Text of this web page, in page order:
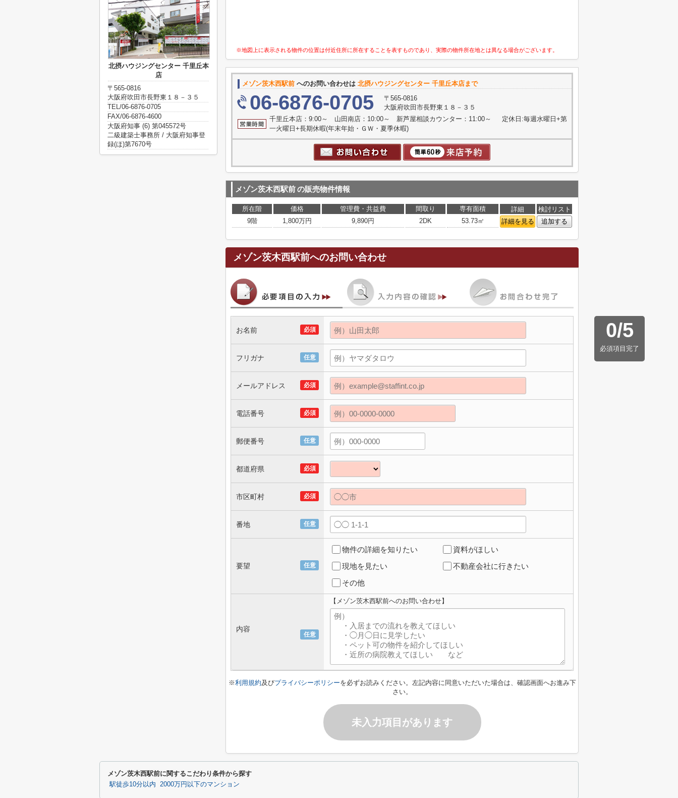
※地図上に表示される物件の位置は付近住所に所在することを表すものであり、実際の物件所在地とは異なる場合がございます。
メゾン茨木西駅前 へのお問い合わせは 北摂ハウジングセンター 千里丘本店まで
06-6876-0705
〒565-0816
大阪府吹田市長野東１８－３５
千里丘本店：9:00～ 山田南店：10:00～ 新芦屋相談カウンター：11:00～ 定休日:毎週水曜日+第
一火曜日+長期休暇(年末年始・ＧＷ・夏季休暇)
メゾン茨木西駅前の販売物件情報
所在階 価格 管理費・共益費 間取り 専有面積 詳細
検討リスト
9階
1,800万円 9,890円 2DK 53.73㎡ 詳細を見る 追加する
メゾン茨木西駅前へのお問い合わせ
0/5
必須項目完了
必須
お名前
任意
フリガナ
必須
メールアドレス
必須
電話番号
任意
郵便番号
必須
都道府県
必須
市区町村
任意
番地
任意
要望
物件の詳細を知りたい
資料がほしい
現地を見たい
不動産会社に行きたい
その他
任意
内容
【メゾン茨木西駅前へのお問い合わせ】
※利用規約及びプライバシーポリシーを必ずお読みください。左記内容に同意いただいた場合は、確認画面へお進み下
さい。
未入力項目があります
北摂ハウジングセンター 千里丘本
店
〒565-0816
大阪府吹田市長野東１８－３５
TEL/06-6876-0705
FAX/06-6876-4600
大阪府知事 (6) 第045572号
二級建築士事務所 / 大阪府知事登
録(ほ)第7670号
メゾン茨木西駅前に関するこだわり条件から探す
駅徒歩10分以内 2000万円以下のマンション